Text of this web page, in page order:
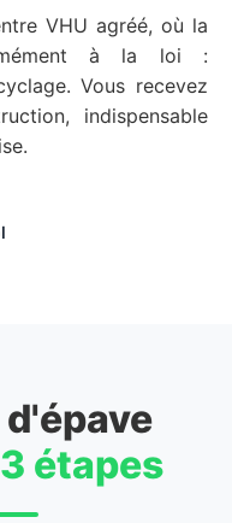
VHU agréé, où la
à la loi :
Vous recevez
indispensable
3 étapes